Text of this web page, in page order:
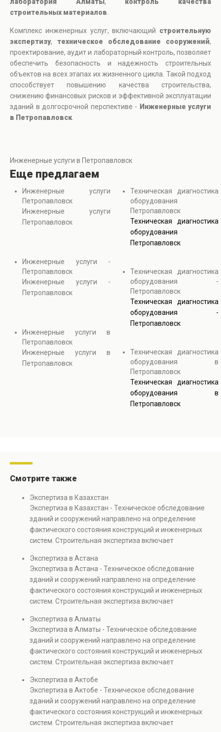
строительных материалов
Комплекс инженерных услуг, включающий строительную
экспертизу, техническое обследование сооружений,
проектирование, аудит и лабораторный контроль, позволяет
обеспечить безопасность и надежность строительных
объектов на всех этапах их жизненного цикла. Такой подход
способствует повышению качества строительства,
снижению финансовых рисков и эффективной эксплуатации
зданий в долгосрочной перспективе - Инженерные услуги
в Петропавловск
Инженерные услуги в Петропавловск
Еще предлагаем
Инженерные услуги
Петропавловск
Инженерные услуги
Петропавловск
Инженерные услуги -
Петропавловск
Инженерные услуги -
Петропавловск
Инженерные услуги в
Петропавловск
Инженерные услуги в
Петропавловск
Техническая диагностика
оборудования
Петропавловск
Техническая диагностика
оборудования
Петропавловск
Техническая диагностика
оборудования -
Петропавловск
Техническая диагностика
оборудования -
Петропавловск
Техническая диагностика
оборудования в
Петропавловск
Техническая диагностика
оборудования в
Петропавловск
Смотрите также
Экспертиза в Казахстан
Экспертиза в Казахстан - Техническое обследование
зданий и сооружений направлено на определение
фактического состояния конструкций и инженерных
систем. Строительная экспертиза включает
элементов и оценку эксплуатационной безопасности.
Услуга востребована при покупке недвижимости,
капитальном ремонте и реконструкции объектов, а
также при судебных разбирательствах и технических
проверках.
Экспертиза в Астана
Экспертиза в Астана - Техническое обследование
зданий и сооружений направлено на определение
фактического состояния конструкций и инженерных
систем. Строительная экспертиза включает
элементов и оценку эксплуатационной безопасности.
Услуга востребована при покупке недвижимости,
капитальном ремонте и реконструкции объектов, а
также при судебных разбирательствах и технических
проверках.
Экспертиза в Алматы
Экспертиза в Алматы - Техническое обследование
зданий и сооружений направлено на определение
фактического состояния конструкций и инженерных
систем. Строительная экспертиза включает
элементов и оценку эксплуатационной безопасности.
Услуга востребована при покупке недвижимости,
капитальном ремонте и реконструкции объектов, а
также при судебных разбирательствах и технических
проверках.
Экспертиза в Актобе
Экспертиза в Актобе - Техническое обследование
зданий и сооружений направлено на определение
фактического состояния конструкций и инженерных
систем. Строительная экспертиза включает